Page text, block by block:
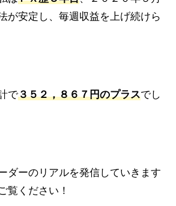
が安定し、毎週収益を上げ続けら
で３５２，８６７円のプラスでし
ダーのリアルを発信していきます
覧ください！